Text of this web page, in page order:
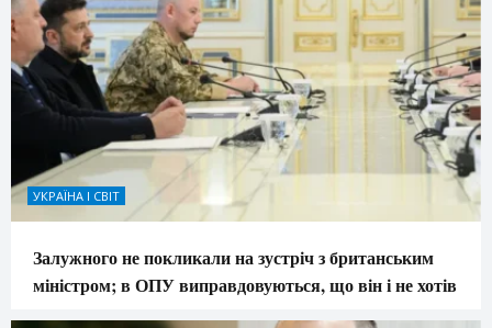
УКРАЇНА І СВІТ
Залужного не покликали на зустріч з британським
міністром; в ОПУ виправдовуються, що він і не хотів